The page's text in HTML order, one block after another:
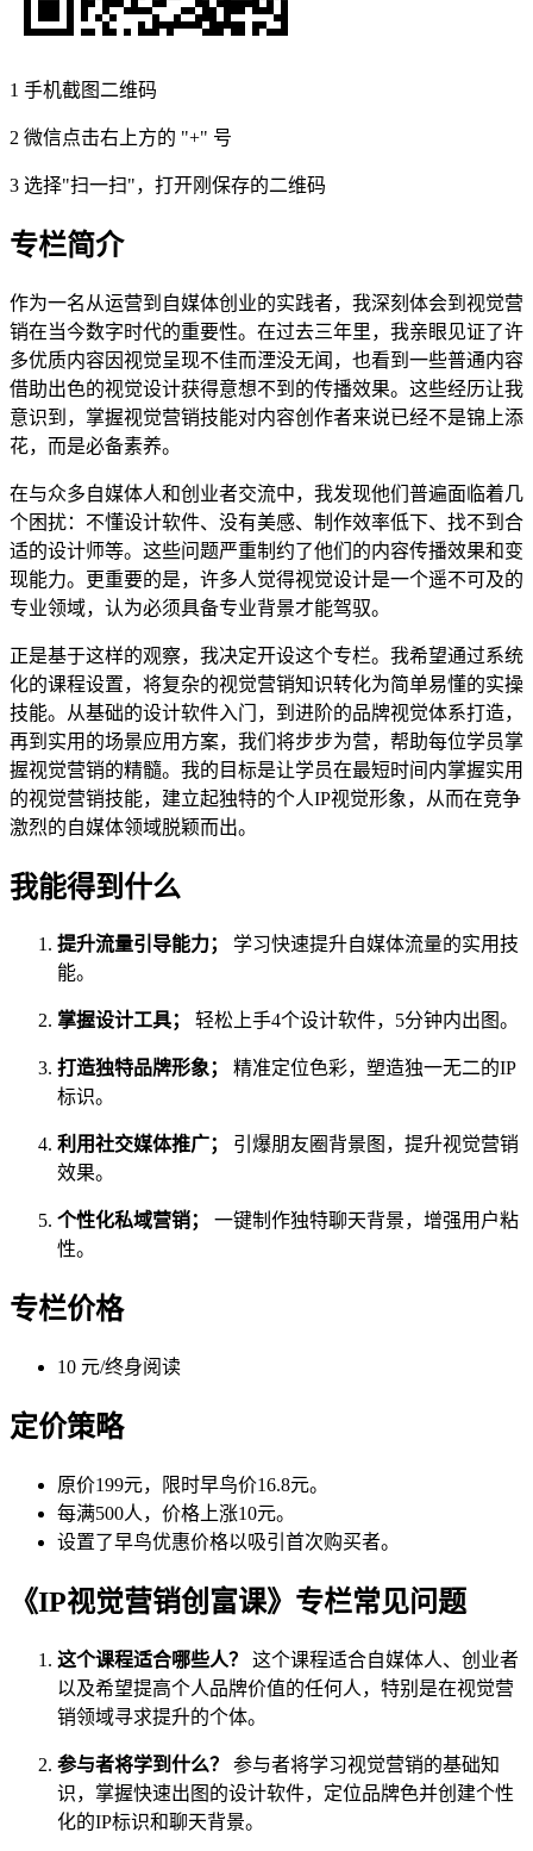
1 手机截图二维码
2 微信点击右上方的 "+" 号
3 选择"扫一扫"，打开刚保存的二维码
专栏简介
作为一名从运营到自媒体创业的实践者，我深刻体会到视觉营
销在当今数字时代的重要性。在过去三年里，我亲眼见证了许
多优质内容因视觉呈现不佳而湮没无闻，也看到一些普通内容
借助出色的视觉设计获得意想不到的传播效果。这些经历让我
意识到，掌握视觉营销技能对内容创作者来说已经不是锦上添
花，而是必备素养。
在与众多自媒体人和创业者交流中，我发现他们普遍面临着几
个困扰：不懂设计软件、没有美感、制作效率低下、找不到合
适的设计师等。这些问题严重制约了他们的内容传播效果和变
现能力。更重要的是，许多人觉得视觉设计是一个遥不可及的
专业领域，认为必须具备专业背景才能驾驭。
正是基于这样的观察，我决定开设这个专栏。我希望通过系统
化的课程设置，将复杂的视觉营销知识转化为简单易懂的实操
技能。从基础的设计软件入门，到进阶的品牌视觉体系打造，
再到实用的场景应用方案，我们将步步为营，帮助每位学员掌
握视觉营销的精髓。我的目标是让学员在最短时间内掌握实用
的视觉营销技能，建立起独特的个人IP视觉形象，从而在竞争
激烈的自媒体领域脱颖而出。
我能得到什么
提升流量引导能力；
学习快速提升自媒体流量的实用技
能。
掌握设计工具； 轻松上手4个设计软件，5分钟内出图。
打造独特品牌形象；
精准定位色彩，塑造独一无二的IP
标识。
利用社交媒体推广；
引爆朋友圈背景图，提升视觉营销
效果。
个性化私域营销；
一键制作独特聊天背景，增强用户粘
性。
专栏价格
10 元/终身阅读
定价策略
原价199元，限时早鸟价16.8元。
每满500人，价格上涨10元。
设置了早鸟优惠价格以吸引首次购买者。
《IP视觉营销创富课》专栏常见问题
这个课程适合哪些人？
这个课程适合自媒体人、创业者
以及希望提高个人品牌价值的任何人，特别是在视觉营
销领域寻求提升的个体。
参与者将学到什么？
参与者将学习视觉营销的基础知
识，掌握快速出图的设计软件，定位品牌色并创建个性
化的IP标识和聊天背景。